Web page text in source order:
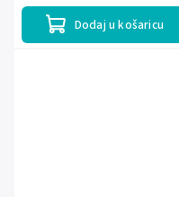
Dodaj u košaricu